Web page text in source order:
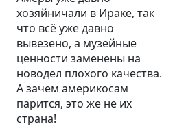
хозяйничали в Ираке, так
что всё уже давно
вывезено, а музейные
ценности заменены на
новодел плохого качества.
А зачем америкосам
парится, это же не их
страна!